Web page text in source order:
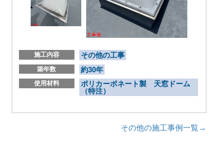
施工内容 その他の工事
築年数 約30年
使用材料
ポリカーボネート製 天窓ドーム
（特注）
その他の施工事例一覧→